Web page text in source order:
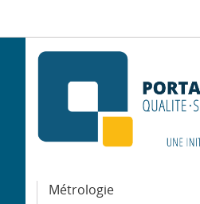
la
navigation
contenu
Métrologie